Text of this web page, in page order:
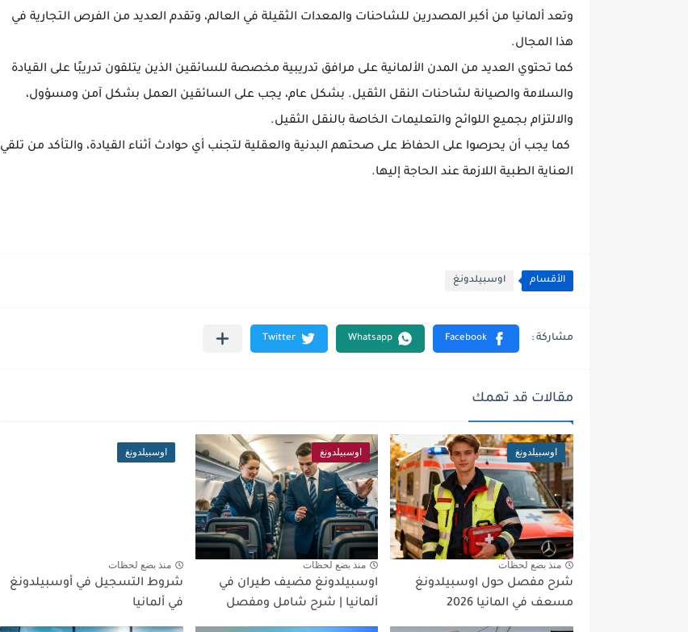
وتعد ألمانيا من أكبر المصدرين للشاحنات والمعدات الثقيلة في العالم، وتقدم العديد من الفرص التجارية في
هذا المجال.
كما تحتوي العديد من المدن الألمانية على مرافق تدريبية مخصصة للسائقين الذين يتلقون تدريبًا على القيادة
والسلامة والصيانة لشاحنات النقل الثقيل. بشكل عام، يجب على السائقين العمل بشكل آمن ومسؤول،
والالتزام بجميع اللوائح والتعليمات الخاصة بالنقل الثقيل.
كما يجب أن يحرصوا على الحفاظ على صحتهم البدنية والعقلية لتجنب أي حوادث أثناء القيادة، والتأكد من تلقي
العناية الطبية اللازمة عند الحاجة إليها.
الأقسام اوسبيلدونغ
مقالات قد تهمك
اوسبيلدونغ
منذ بضع لحظات
شرح مفصل حول اوسبيلدونغ
مسعف في المانيا 2026
اوسبيلدونغ
منذ بضع لحظات
اوسبيلدونغ مضيف طيران في
ألمانيا | شرح شامل ومفصل
اوسبيلدونغ
منذ بضع لحظات
شروط التسجيل في أوسبيلدونغ
في ألمانيا